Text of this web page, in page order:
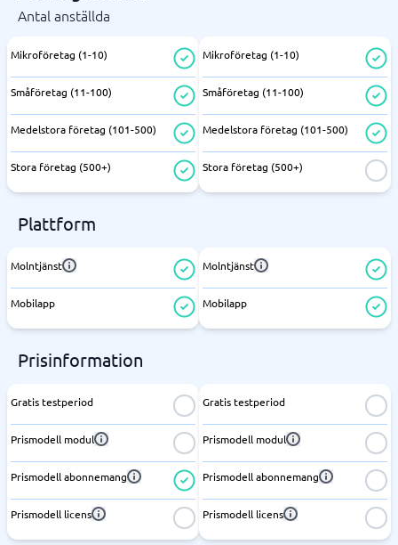
Antal anställda
Mikroföretag (1-10)
Småföretag (11-100)
Medelstora företag (101-500)
Stora företag (500+)
Mikroföretag (1-10)
Småföretag (11-100)
Medelstora företag (101-500)
Stora företag (500+)
Plattform
Molntjänst
Mobilapp
Molntjänst
Mobilapp
Prisinformation
Gratis testperiod
Prismodell modul
Prismodell abonnemang
Prismodell licens
Gratis testperiod
Prismodell modul
Prismodell abonnemang
Prismodell licens